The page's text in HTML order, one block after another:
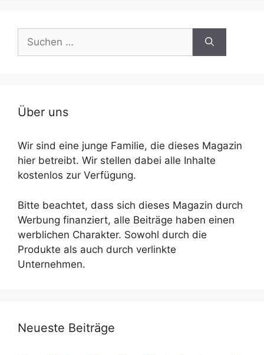
Suche
nach:
Über uns
Wir sind eine junge Familie, die dieses Magazin
hier betreibt. Wir stellen dabei alle Inhalte
kostenlos zur Verfügung.
Bitte beachtet, dass sich dieses Magazin durch
Werbung finanziert, alle Beiträge haben einen
werblichen Charakter. Sowohl durch die
Produkte als auch durch verlinkte
Unternehmen.
Neueste Beiträge